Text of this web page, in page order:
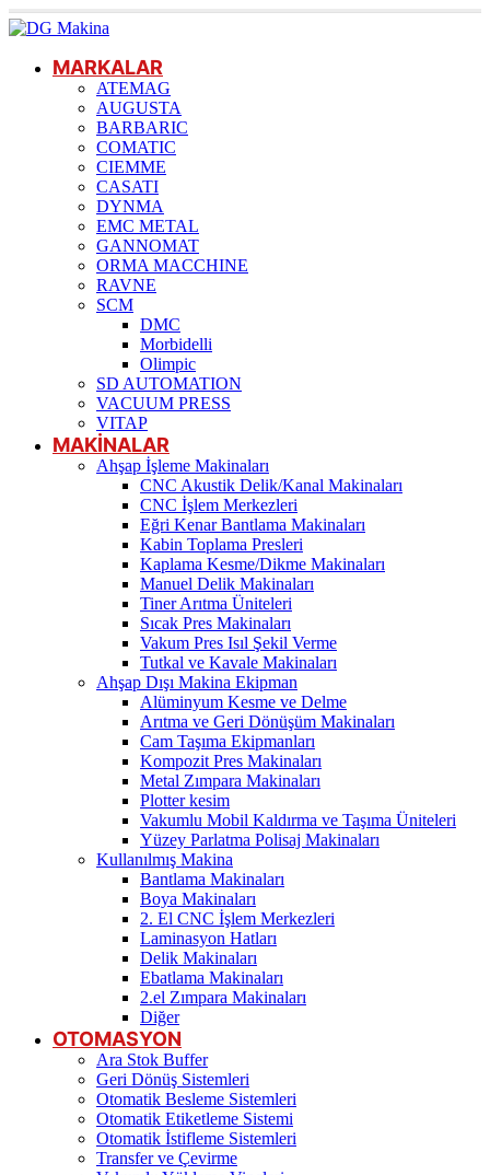
MARKALAR
ATEMAG
AUGUSTA
BARBARIC
COMATIC
CIEMME
CASATI
DYNMA
EMC METAL
GANNOMAT
ORMA MACCHINE
RAVNE
SCM
DMC
Morbidelli
Olimpic
SD AUTOMATION
VACUUM PRESS
VITAP
MAKİNALAR
Ahşap İşleme Makinaları
CNC Akustik Delik/Kanal Makinaları
CNC İşlem Merkezleri
Eğri Kenar Bantlama Makinaları
Kabin Toplama Presleri
Kaplama Kesme/Dikme Makinaları
Manuel Delik Makinaları
Tiner Arıtma Üniteleri
Sıcak Pres Makinaları
Vakum Pres Isıl Şekil Verme
Tutkal ve Kavale Makinaları
Ahşap Dışı Makina Ekipman
Alüminyum Kesme ve Delme
Arıtma ve Geri Dönüşüm Makinaları
Cam Taşıma Ekipmanları
Kompozit Pres Makinaları
Metal Zımpara Makinaları
Plotter kesim
Vakumlu Mobil Kaldırma ve Taşıma Üniteleri
Yüzey Parlatma Polisaj Makinaları
Kullanılmış Makina
Bantlama Makinaları
Boya Makinaları
2. El CNC İşlem Merkezleri
Laminasyon Hatları
Delik Makinaları
Ebatlama Makinaları
2.el Zımpara Makinaları
Diğer
OTOMASYON
Ara Stok Buffer
Geri Dönüş Sistemleri
Otomatik Besleme Sistemleri
Otomatik Etiketleme Sistemi
Otomatik İstifleme Sistemleri
Transfer ve Çevirme